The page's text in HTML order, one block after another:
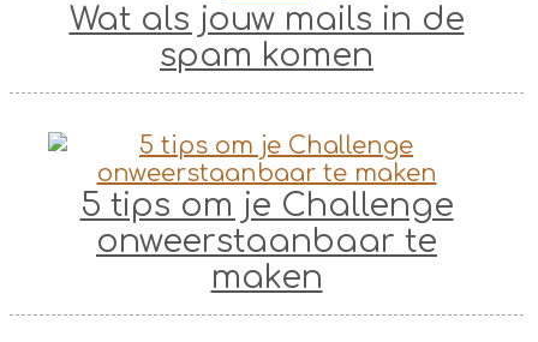
Wat als jouw mails in de
spam komen
5 tips om je Challenge
onweerstaanbaar te
maken